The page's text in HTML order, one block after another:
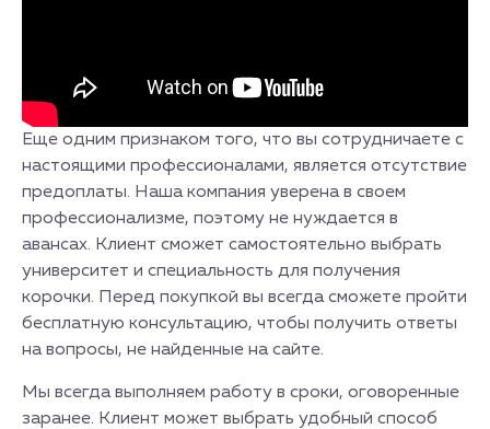
Еще одним признаком того, что вы сотрудничаете с
настоящими профессионалами, является отсутствие
предоплаты. Наша компания уверена в своем
профессионализме, поэтому не нуждается в
авансах. Клиент сможет самостоятельно выбрать
университет и специальность для получения
корочки. Перед покупкой вы всегда сможете пройти
бесплатную консультацию, чтобы получить ответы
на вопросы, не найденные на сайте.
Мы всегда выполняем работу в сроки, оговоренные
заранее. Клиент может выбрать удобный способ